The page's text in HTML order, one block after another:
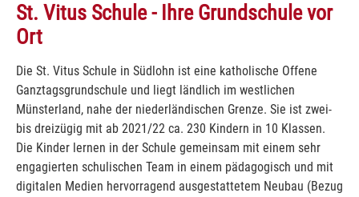
St. Vitus Schule - Ihre Grundschule vor
Ort
Die St. Vitus Schule in Südlohn ist eine katholische Offene
Ganztagsgrundschule und liegt ländlich im westlichen
Münsterland, nahe der niederländischen Grenze. Sie ist zwei-
bis dreizügig mit ab 2021/22 ca. 230 Kindern in 10 Klassen.
Die Kinder lernen in der Schule gemeinsam mit einem sehr
engagierten schulischen Team in einem pädagogisch und mit
digitalen Medien hervorragend ausgestattetem Neubau (Bezug